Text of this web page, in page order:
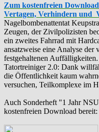
Zum kostenfreien
Vertagen, Verhindern und
‪Nagelbombenattentat‬
Zeugen, der Zivilpolizisten
ein zweites Fahrrad mit
ansatzweise eine Analyse der
festgehaltenen
‪Tatortreiniger‬ 2.0: Dank
die Öffentlichkeit kaum
versuchen, Teilkomplexe im
Auch Sonderheft "1 Jahr
kostenfreien Download bereit: